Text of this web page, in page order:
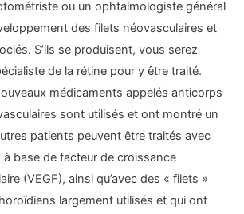
ou un ophtalmologiste général
des filets néovasculaires et
S’ils se produisent, vous serez
de la rétine pour y être traité.
médicaments appelés anticorps
sont utilisés et ont montré un
patients peuvent être traités avec
base de facteur de croissance
(VEGF), ainsi qu’avec des « filets »
largement utilisés et qui ont